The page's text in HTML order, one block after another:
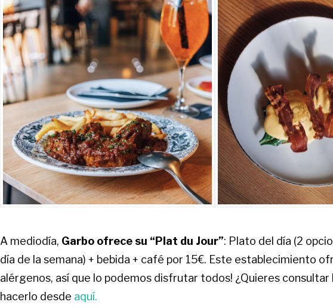
A mediodía, Garbo ofrece su “Plat du Jour”: Plato del día (2
día de la semana) + bebida + café por 15€. Este establecimiento
alérgenos, así que lo podemos disfrutar todos! ¿Quieres consultar
hacerlo desde aquí.